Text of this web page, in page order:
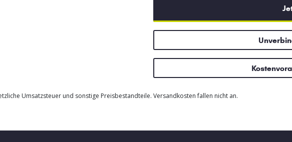
Umsatzsteuer und sonstige Preisbestandteile. Versandkosten fallen nicht an.